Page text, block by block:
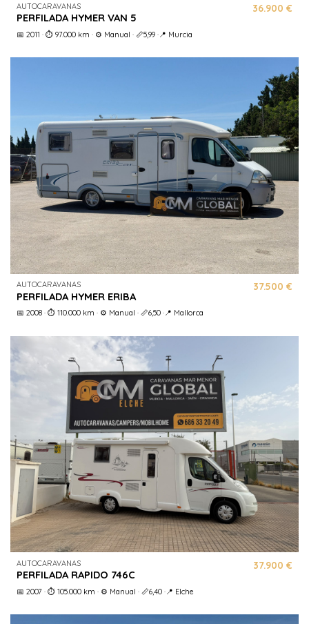
AUTOCARAVANAS
PERFILADA HYMER VAN 5
36.900 €
📅 2011 · ⏱️ 97.000 km · ⚙️ Manual · 📏5,99 ·📍 Murcia
AUTOCARAVANAS
PERFILADA HYMER ERIBA
37.500 €
📅 2008 · ⏱️ 110.000 km · ⚙️ Manual · 📏6,50 ·📍 Mallorca
AUTOCARAVANAS
PERFILADA RAPIDO 746C
37.900 €
📅 2007 · ⏱️ 105.000 km · ⚙️ Manual · 📏6,40 ·📍 Elche